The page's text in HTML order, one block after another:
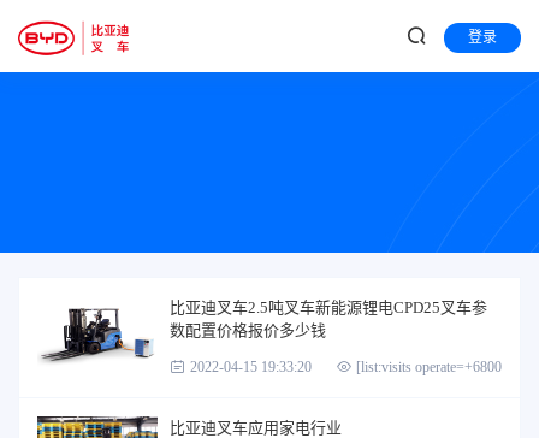
登录
比亚迪叉车2.5吨叉车新能源锂电CPD25叉车参
数配置价格报价多少钱
2022-04-15 19:33:20 [list:visits operate=+6800]
比亚迪叉车应用家电行业